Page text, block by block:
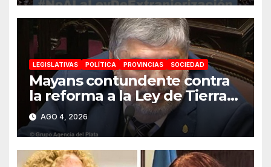
soberanía no se negocia»
LEGISLATIVAS POLÍTICA PROVINCIAS SOCIEDAD
Mayans contundente contra
la reforma a la Ley de Tierras:
«Esta ley vende el país»
AGO 4, 2026